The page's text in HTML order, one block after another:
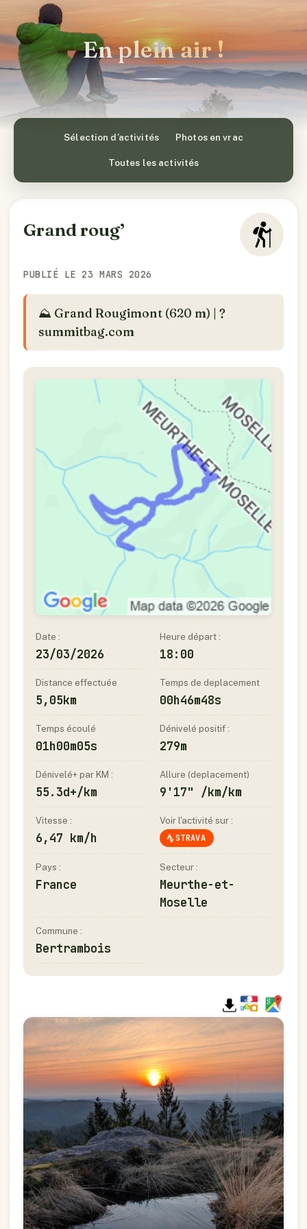
En plein air !
Sélection d’activités Photos en vrac
Toutes les activités
Grand roug’
PUBLIÉ LE 23 MARS 2026
⛰️ Grand Rougimont (620 m) | ?
summitbag.com
Date :
23/03/2026
Heure départ :
18:00
Distance effectuée
5,05km
Temps de deplacement
00h46m48s
Temps écoulé
01h00m05s
Dénivelé positif :
279m
Dénivelé+ par KM :
55.3d+/km
Allure (deplacement)
9'17" /km/km
Vitesse :
6,47 km/h
Voir l'activité sur :
STRAVA
Pays :
France
Secteur :
Meurthe-et-
Moselle
Commune :
Bertrambois